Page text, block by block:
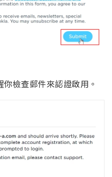
檢查郵件來認證啟用。